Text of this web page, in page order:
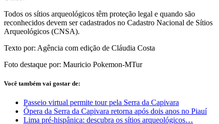
Todos os sítios arqueológicos têm proteção legal e quando são
reconhecidos devem ser cadastrados no Cadastro Nacional de Sítios
Arqueológicos (CNSA).
Texto por: Agência com edição de Cláudia Costa
Foto destaque por: Mauricio Pokemon-MTur
Você também vai gostar de:
Passeio virtual permite tour pela Serra da Capivara
Ópera da Serra da Capivara retorna após dois anos no Piauí
Lima pré-hispânica: descubra os sítios arqueológicos…